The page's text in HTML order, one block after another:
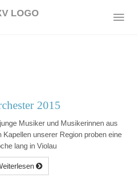
2015
Musiker und Musikerinnen aus
Kapellen unserer Region proben eine
lang in Violau